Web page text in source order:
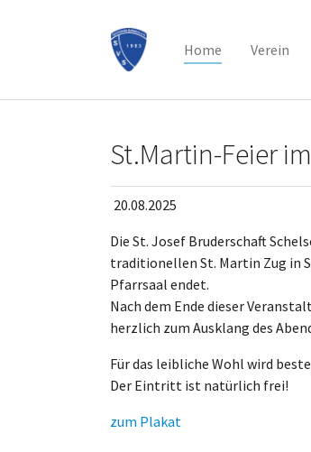
Home Verein
St.Martin-Feier
20.08.2025
Die St. Josef Bruderschaft
traditionellen St. Martin Zug in
Pfarrsaal endet.
Nach dem Ende dieser
herzlich zum Ausklang des
Für das leibliche Wohl wird
Der Eintritt ist natürlich frei!
zum Plakat